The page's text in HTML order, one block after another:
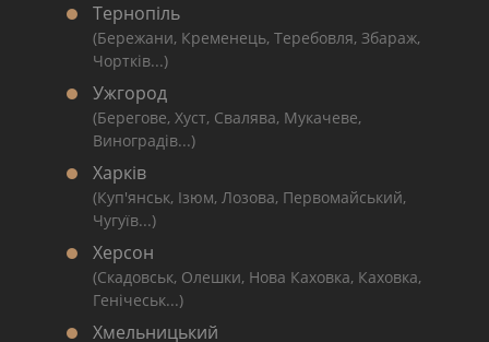
Тернопіль
(Бережани, Кременець, Теребовля, Збараж,
Чортків...)
Ужгород
(Берегове, Хуст, Свалява, Мукачеве,
Виноградів...)
Харків
(Куп'янськ, Ізюм, Лозова, Первомайський,
Чугуїв...)
Херсон
(Скадовськ, Олешки, Нова Каховка, Каховка,
Генічеськ...)
Хмельницький